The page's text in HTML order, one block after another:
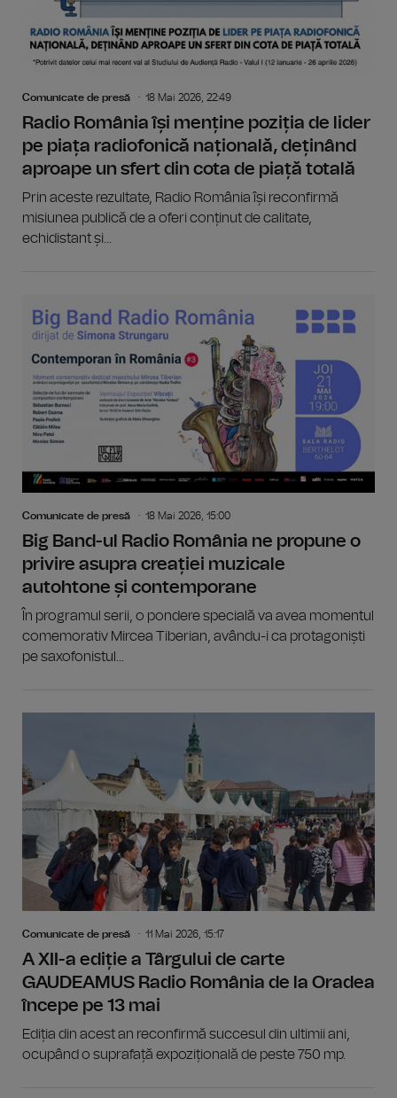
Comunicate de presă 18 Mai 2026, 22:49
Radio România își menține poziția de lider
pe piața radiofonică națională, deținând
aproape un sfert din cota de piață totală
Prin aceste rezultate, Radio România își reconfirmă
misiunea publică de a oferi conținut de calitate,
echidistant și...
Comunicate de presă 18 Mai 2026, 15:00
Big Band-ul Radio România ne propune o
privire asupra creației muzicale
autohtone și contemporane
În programul serii, o pondere specială va avea momentul
comemorativ Mircea Tiberian, avându-i ca protagoniști
pe saxofonistul...
Comunicate de presă 11 Mai 2026, 15:17
A XII-a ediție a Târgului de carte
GAUDEAMUS Radio România de la Oradea
începe pe 13 mai
Ediția din acest an reconfirmă succesul din ultimii ani,
ocupând o suprafață expozițională de peste 750 mp.